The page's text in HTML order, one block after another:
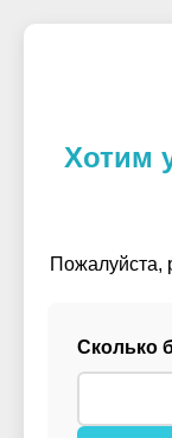
Хотим
Пожалуйста,
Сколько